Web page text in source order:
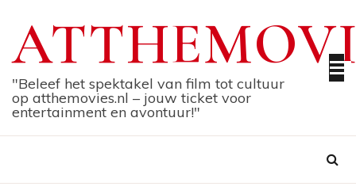
content
"Beleef het spektakel van film tot cultuur
op atthemovies.nl – jouw ticket voor
entertainment en avontuur!"